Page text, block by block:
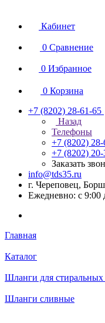
Кабинет
0 Сравнение
0 Избранное
0 Корзина
+7 (8202) 28‑61-65
Назад
Телефоны
+7 (8202)
+7 (8202)
Заказать
info@tds35.ru
г. Череповец,
Ежедневно: с 9:00
Главная
Каталог
Шланги для
Шланги сливные